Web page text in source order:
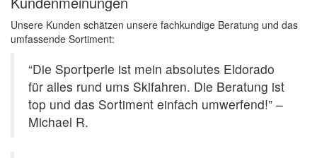
Unsere Kunden schätzen unsere fachkundige Beratung und das
umfassende Sortiment:
“Die Sportperle ist mein absolutes Eldorado
für alles rund ums Skifahren. Die Beratung ist
top und das Sortiment einfach umwerfend!” –
Michael R.